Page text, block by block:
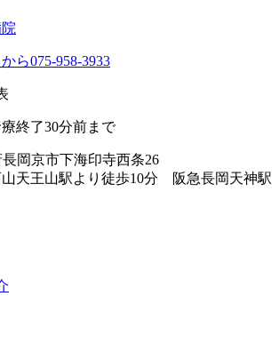
終了30分前まで
長岡京市下海印寺西条26
天王山駅より徒歩10分 阪急長岡天神駅